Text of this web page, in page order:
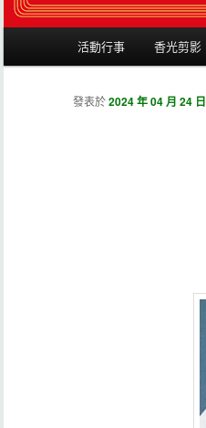
跳到主內容
跳到第二內容
活動行事 香光剪影
發表於2024 年 04 月 24 日